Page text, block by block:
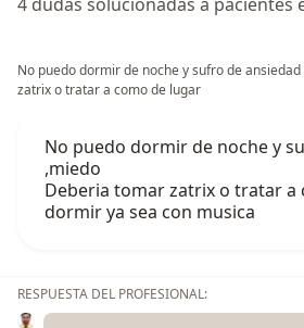
No puedo dormir de noche y sufro de
zatrix o tratar a como de lugar
No puedo dormir de noche y
,miedo
Deberia tomar zatrix o tratar a
dormir ya sea con musica
RESPUESTA DEL PROFESIONAL: